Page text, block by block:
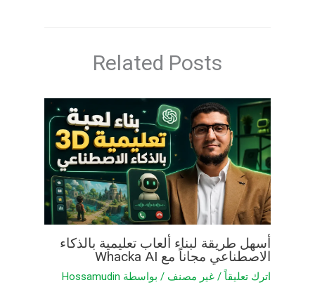
Related Posts
أسهل طريقة لبناء ألعاب تعليمية بالذكاء
الاصطناعي مجاناً مع Whacka AI
اترك تعليقاً / غير مصنف / بواسطة Hossamudin